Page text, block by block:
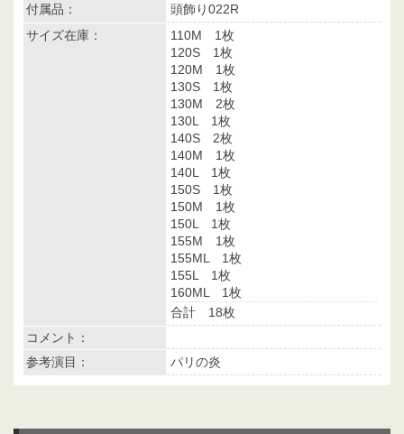
付属品：
頭飾り022R
サイズ在庫：
110M 1枚
120S 1枚
120M 1枚
130S 1枚
130M 2枚
130L 1枚
140S 2枚
140M 1枚
140L 1枚
150S 1枚
150M 1枚
150L 1枚
155M 1枚
155ML 1枚
155L 1枚
160ML 1枚
合計 18枚
コメント：
参考演目：
パリの炎